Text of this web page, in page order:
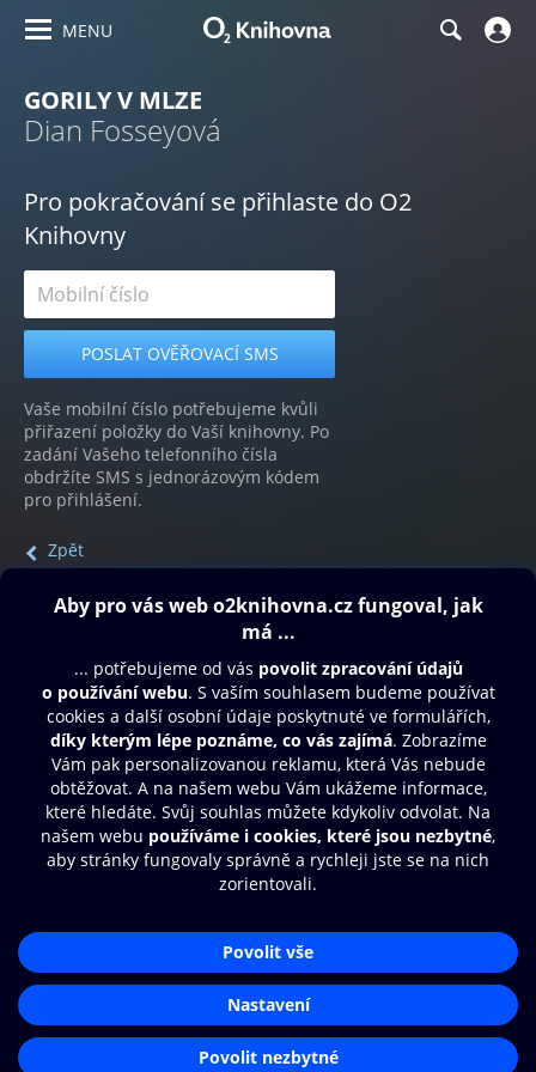
MENU
GORILY V MLZE
Dian Fosseyová
Pro pokračování se přihlaste do O2
Knihovny
Vaše mobilní číslo potřebujeme kvůli
přiřazení položky do Vaší knihovny. Po
zadání Vašeho telefonního čísla
obdržíte SMS s jednorázovým kódem
pro přihlášení.
Zpět
Obsah ke stažení
Moje O2 Knihovna
Další zábava
© O2 Czech Republic a.s.
Přístupnost
Zásady zpracování osobních údajů
Nastavení cookies
Aplikace O2 Knihovna
Čti a poslouchej své e-knihy a
audioknihy rychleji a pohodlněji.